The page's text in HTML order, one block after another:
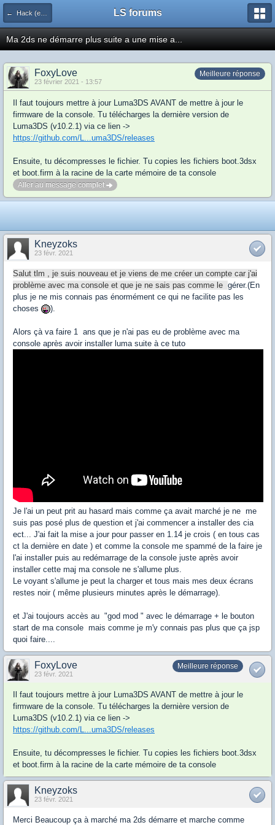
← Hack (exploits, homebrews...) LS forums
Ma 2ds ne démarre plus suite a une mise a...
Meilleure réponse
FoxyLove
23 février 2021 - 13:57
Il faut toujours mettre à jour Luma3DS AVANT de mettre à jour le
firmware de la console. Tu télécharges la dernière version de
Luma3DS (v10.2.1) via ce lien ->
https://github.com/L...uma3DS/releases
Ensuite, tu décompresses le fichier. Tu copies les fichiers boot.3dsx
et boot.firm à la racine de la carte mémoire de ta console
Aller au message complet
Kneyzoks
23 févr. 2021
Salut tlm , je suis nouveau et je viens de me créer un compte car j'ai
problème avec ma console et que je ne sais pas comme le gérer.(En
plus je ne mis connais pas énormément ce qui ne facilite pas les
choses
).
Alors çà va faire 1 ans que je n'ai pas eu de problème avec ma
console après avoir installer luma suite à ce tuto
Je l'ai un peut prit au hasard mais comme ça avait marché je ne me
suis pas posé plus de question et j'ai commencer a installer des cia
ect... J'ai fait la mise a jour pour passer en 1.14 je crois ( en tous cas
ct la dernière en date ) et comme la console me spammé de la faire je
l'ai installer puis au redémarrage de la console juste après avoir
installer cette maj ma console ne s'allume plus.
Le voyant s'allume je peut la charger et tous mais mes deux écrans
restes noir ( même plusieurs minutes après le démarrage).
et J'ai toujours accès au "god mod " avec le démarrage + le bouton
start de ma console mais comme je m'y connais pas plus que ça jsp
quoi faire....
Meilleure réponse
FoxyLove
23 févr. 2021
Il faut toujours mettre à jour Luma3DS AVANT de mettre à jour le
firmware de la console. Tu télécharges la dernière version de
Luma3DS (v10.2.1) via ce lien ->
https://github.com/L...uma3DS/releases
Ensuite, tu décompresses le fichier. Tu copies les fichiers boot.3dsx
et boot.firm à la racine de la carte mémoire de ta console
Kneyzoks
23 févr. 2021
Merci Beaucoup ça à marché ma 2ds démarre et marche comme